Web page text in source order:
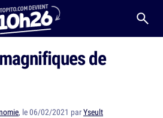
de
, le 06/02/2021 parYseult